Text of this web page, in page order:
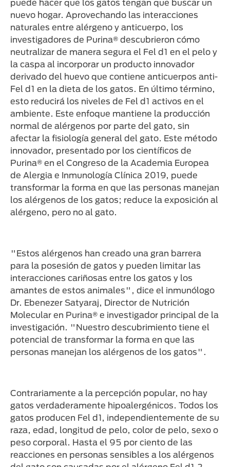
puede hacer que los gatos tengan que buscar un
nuevo hogar. Aprovechando las interacciones
naturales entre alérgeno y anticuerpo, los
investigadores de Purina® descubrieron cómo
neutralizar de manera segura el Fel d1 en el pelo y
la caspa al incorporar un producto innovador
derivado del huevo que contiene anticuerpos anti-
Fel d1 en la dieta de los gatos. En último término,
esto reducirá los niveles de Fel d1 activos en el
ambiente. Este enfoque mantiene la producción
normal de alérgenos por parte del gato, sin
afectar la fisiología general del gato. Este método
innovador, presentado por los científicos de
Purina® en el Congreso de la Academia Europea
de Alergia e Inmunología Clínica 2019, puede
transformar la forma en que las personas manejan
los alérgenos de los gatos; reduce la exposición al
alérgeno, pero no al gato.
"Estos alérgenos han creado una gran barrera
para la posesión de gatos y pueden limitar las
interacciones cariñosas entre los gatos y los
amantes de estos animales", dice el inmunólogo
Dr. Ebenezer Satyaraj, Director de Nutrición
Molecular en Purina® e investigador principal de la
investigación. "Nuestro descubrimiento tiene el
potencial de transformar la forma en que las
personas manejan los alérgenos de los gatos".
Contrariamente a la percepción popular, no hay
gatos verdaderamente hipoalergénicos. Todos los
gatos producen Fel d1, independientemente de su
raza, edad, longitud de pelo, color de pelo, sexo o
peso corporal. Hasta el 95 por ciento de las
reacciones en personas sensibles a los alérgenos